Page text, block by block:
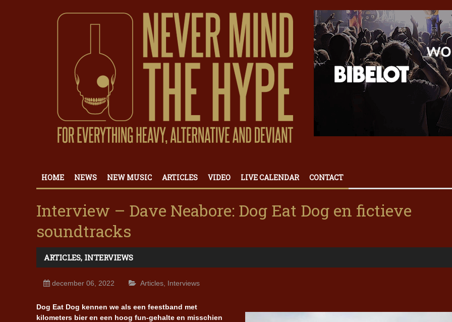
HOME NEWS NEW MUSIC ARTICLES VIDEO LIVE CALENDAR CONTACT
Interview – Dave Neabore: Dog Eat Dog en fictieve
soundtracks
ARTICLES, INTERVIEWS
december 06, 2022 Articles Interviews
Dog Eat Dog kennen we als een feestband met
kilometers bier en een hoog fun-gehalte en misschien